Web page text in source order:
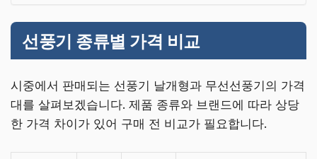
선풍기 종류별 가격 비교
시중에서 판매되는 선풍기 날개형과 무선선풍기의 가격
대를 살펴보겠습니다. 제품 종류와 브랜드에 따라 상당
한 가격 차이가 있어 구매 전 비교가 필요합니다.